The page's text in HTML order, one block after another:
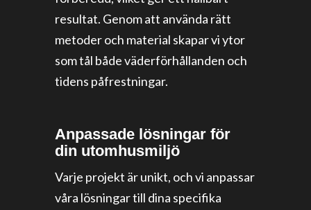
resultat. Genom att använda rätt
metoder och material skapar vi ytor
som tål både väderförhållanden och
tidens påfrestningar.
Anpassade lösningar för
din utomhusmiljö
Varje projekt är unikt, och vi anpassar
våra lösningar till dina specifika